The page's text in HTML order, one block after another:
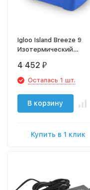
Igloo Island Breeze 9
Изотермический
4 452 ₽
Осталась 1 шт.
В корзину
Купить в 1 клик